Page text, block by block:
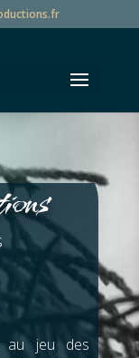
au jeu des